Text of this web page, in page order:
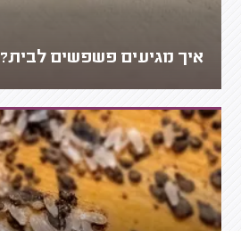
איך מגיעים פשפשים לבית?